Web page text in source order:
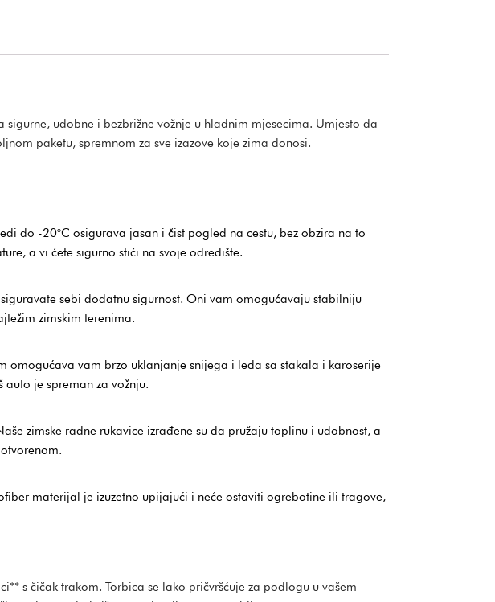
udobne i bezbrižne vožnje u hladnim mjesecima. Umjesto da
paketu, spremnom za sve izazove koje zima donosi.
do -20°C osigurava jasan i čist pogled na cestu, bez obzira na to
a vi ćete sigurno stići na svoje odredište.
sebi dodatnu sigurnost. Oni vam omogućavaju stabilniju
zimskim terenima.
omogućava vam brzo uklanjanje snijega i leda sa stakala i karoserije
je spreman za vožnju.
zimske radne rukavice izrađene su da pružaju toplinu i udobnost, a
materijal je izuzetno upijajući i neće ostaviti ogrebotine ili tragove,
s čičak trakom. Torbica se lako pričvršćuje za podlogu u vašem